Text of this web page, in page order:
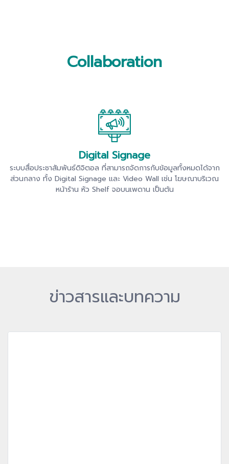
Collaboration
Digital Signage
ระบบสื่อประชาสัมพันธ์ดิจิตอล ที่สามารถจัดการกับข้อมูลทั้งหมดได้จาก
ส่วนกลาง ทั้ง Digital Signage และ Video Wall เช่น โฆษณาบริเวณ
หน้าร้าน หัว Shelf จอบนเพดาน เป็นต้น
ข่าวสารและบทความ